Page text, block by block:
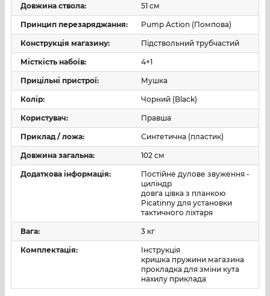
Довжина ствола: 51 см
Принцип перезаряджання: Pump Action (Помпова)
Конструкція магазину: Підствольний трубчастий
Місткість набоїв: 4+1
Прицільні пристрої: Мушка
Колір: Чорний (Black)
Користувач: Правша
Приклад / ложа: Синтетична (пластик)
Довжина загальна: 102 см
Додаткова інформація:
Постійне дулове звуження -
циліндр
довга цівка з планкою
Picatinny для установки
тактичного ліхтаря
Вага: 3 кг
Комплектація:
Інструкція
кришка пружини магазина
прокладка для зміни кута
нахилу приклада